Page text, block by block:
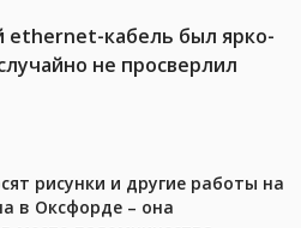
ethernet-кабель был ярко-
не просверлил
рисунки и другие работы на
в Оксфорде – она